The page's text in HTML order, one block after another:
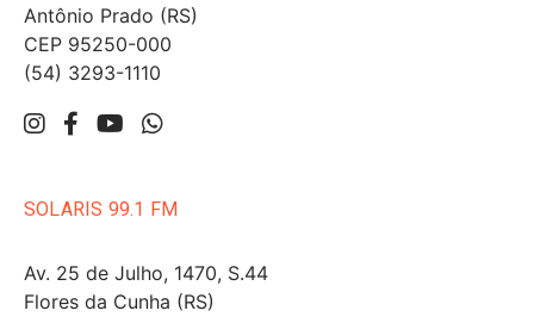
Antônio Prado (RS)
CEP 95250-000
(54) 3293-1110
SOLARIS 99.1 FM
Av. 25 de Julho, 1470, S.44
Flores da Cunha (RS)